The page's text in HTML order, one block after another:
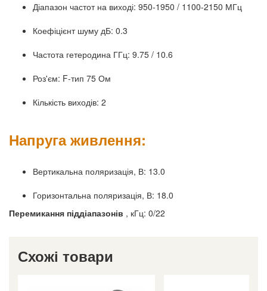
Діапазон частот на виході: 950-1950 / 1100-2150 МГц
Коефіцієнт шуму дБ: 0.3
Частота гетеродина ГГц: 9.75 / 10.6
Роз'єм: F-тип 75 Ом
Кількість виходів: 2
Напруга живлення:
Вертикальна поляризація, В: 13.0
Горизонтальна поляризація, В: 18.0
Перемикання піддіапазонів , кГц: 0/22
Схожі товари